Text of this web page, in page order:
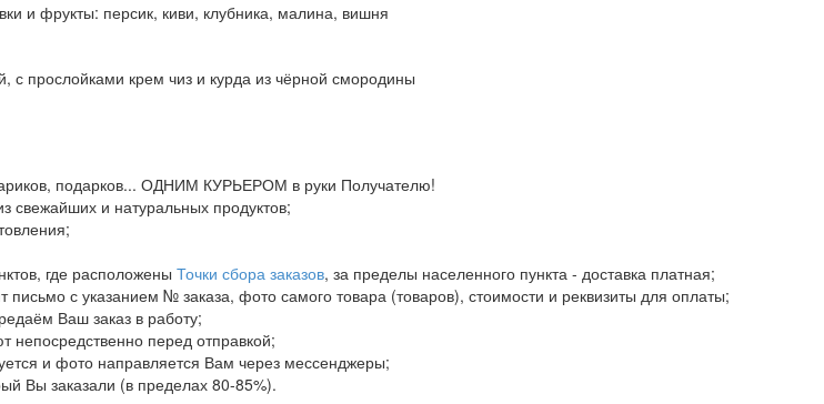
и фрукты: персик, киви, клубника, малина, вишня
с прослойками крем чиз и курда из чёрной смородины
подарков... ОДНИМ КУРЬЕРОМ в руки Получателю!
свежайших и натуральных продуктов;
где расположены Точки сбора заказов, за пределы населенного пункта - доставка платная;
письмо с указанием № заказа, фото самого товара (товаров), стоимости и реквизиты для оплаты;
Ваш заказ в работу;
непосредственно перед отправкой;
и фото направляется Вам через мессенджеры;
Вы заказали (в пределах 80-85%).